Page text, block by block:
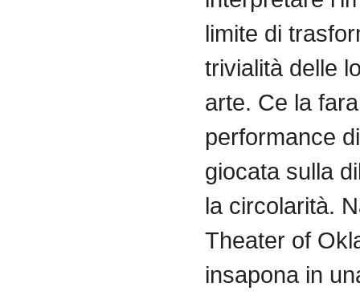
limite di
trivialità delle
arte. Ce la
performance
giocata sulla
la circolarità.
Theater of
insapona in